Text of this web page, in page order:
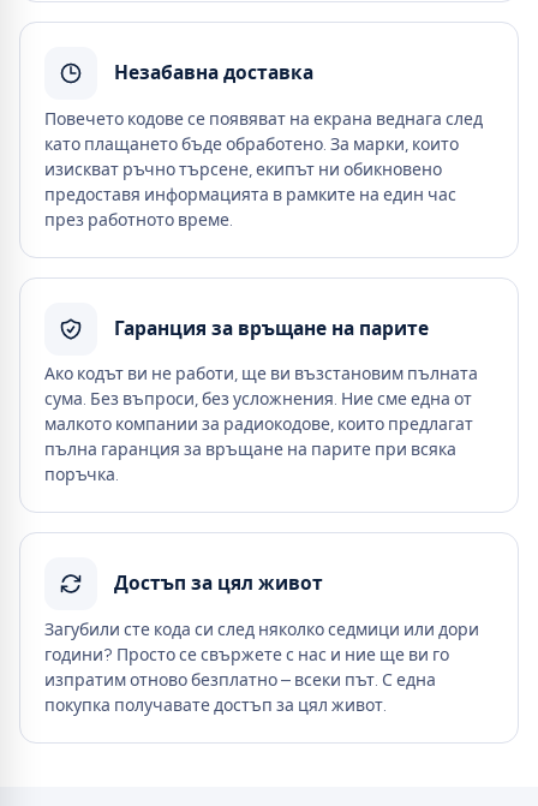
Незабавна доставка
Повечето кодове се появяват на екрана веднага след
като плащането бъде обработено. За марки, които
изискват ръчно търсене, екипът ни обикновено
предоставя информацията в рамките на един час
през работното време.
Гаранция за връщане на парите
Ако кодът ви не работи, ще ви възстановим пълната
сума. Без въпроси, без усложнения. Ние сме една от
малкото компании за радиокодове, които предлагат
пълна гаранция за връщане на парите при всяка
поръчка.
Достъп за цял живот
Загубили сте кода си след няколко седмици или дори
години? Просто се свържете с нас и ние ще ви го
изпратим отново безплатно – всеки път. С една
покупка получавате достъп за цял живот.